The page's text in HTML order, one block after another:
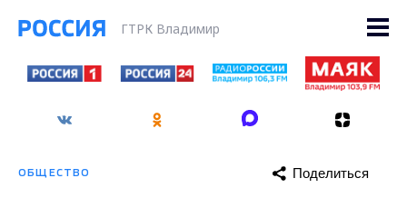
ГТРК Владимир
ОБЩЕСТВО Поделиться